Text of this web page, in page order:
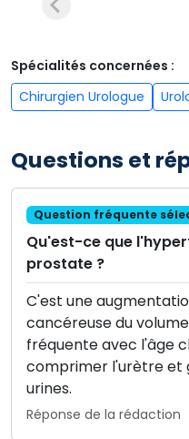
Spécialités concernées :
Chirurgien Urologue
Questions et
Question fréquente
Qu'est-ce que
prostate ?
C'est une
cancéreuse du
fréquente avec l'âge
comprimer l'urètre et
urines.
Réponse de la rédaction